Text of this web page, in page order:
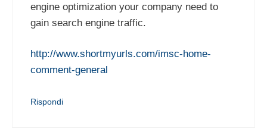
engine optimization your company need to
gain search engine traffic.
http://www.shortmyurls.com/imsc-home-
comment-general
Rispondi